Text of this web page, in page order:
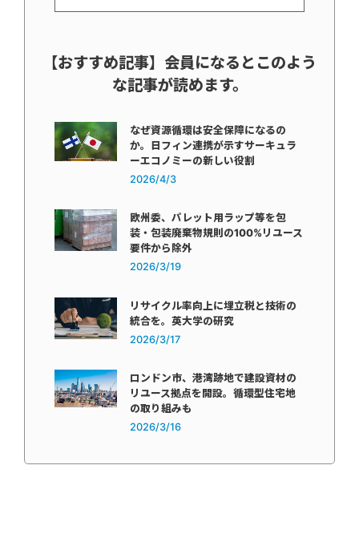
【おすすめ記事】会員になるとこのよう
な記事が読めます。
なぜ資源循環は安全保障になるの
か。日フィン連携が示すサーキュラ
ーエコノミーの新しい役割
2026/4/3
欧州委、パレット用ラップ等を包
装・包装廃棄物規則の100%リユース
要件から除外
2026/3/19
リサイクル率向上に埋立税と技術の
統合を。英大学の研究
2026/3/17
ロンドン市、港湾跡地で建設資材の
リユース拠点を開設。循環型住宅地
の取り組みも
2026/3/16